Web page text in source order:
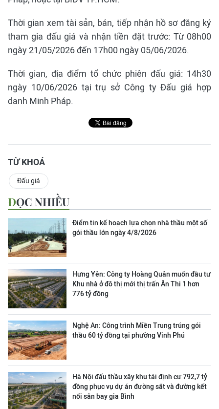
Thời gian xem tài sản, bán, tiếp nhận hồ sơ đăng ký
tham gia đấu giá và nhận tiền đặt trước: Từ 08h00
ngày 21/05/2026 đến 17h00 ngày 05/06/2026.
Thời gian, địa điểm tổ chức phiên đấu giá: 14h30
ngày 10/06/2026 tại trụ sở Công ty Đấu giá hợp
danh Minh Pháp.
TỪ KHOÁ
Đấu giá
ĐỌC NHIỀU
Điểm tin kế hoạch lựa chọn nhà thầu một số
gói thầu lớn ngày 4/8/2026
Hưng Yên: Công ty Hoàng Quân muốn đầu tư
Khu nhà ở đô thị mới thị trấn Ân Thi 1 hơn
776 tỷ đồng
Nghệ An: Công trình Miền Trung trúng gói
thầu 60 tỷ đồng tại phường Vinh Phú
Hà Nội đấu thầu xây khu tái định cư 792,7 tỷ
đồng phục vụ dự án đường sắt và đường kết
nối sân bay gia Bình